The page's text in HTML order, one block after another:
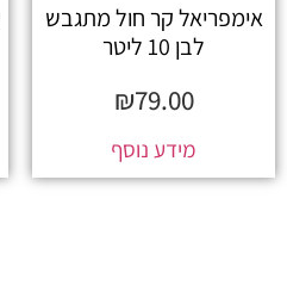
אימפריאל קר חול מתגבש
לבן 10 ליטר
₪79.00
מידע נוסף